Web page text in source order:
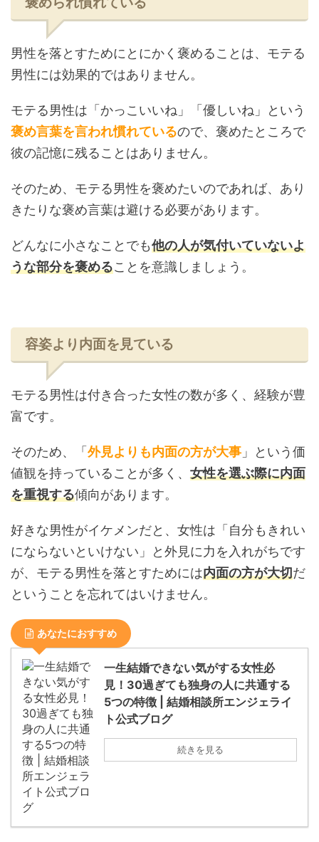
男性を落とすためにとにかく褒めることは、モテる
男性には効果的ではありません。
モテる男性は「かっこいいね」「優しいね」という
褒め言葉を言われ慣れているので、褒めたところで
彼の記憶に残ることはありません。
そのため、モテる男性を褒めたいのであれば、あり
きたりな褒め言葉は避ける必要があります。
どんなに小さなことでも他の人が気付いていないよ
うな部分を褒めることを意識しましょう。
容姿より内面を見ている
モテる男性は付き合った女性の数が多く、経験が豊
富です。
そのため、「外見よりも内面の方が大事 」という価
値観を持っていることが多く、 女性を選ぶ際に内面
を重視する傾向があります。
好きな男性がイケメンだと、女性は「自分もきれい
にならないといけない」と外見に力を入れがちです
が、モテる男性を落とすためには内面の方が大切だ
ということを忘れてはいけません。
あなたにおすすめ
一生結婚できない気がする女性必
見！30過ぎても独身の人に共通する
5つの特徴 | 結婚相談所エンジェライ
ト公式ブログ
続きを見る